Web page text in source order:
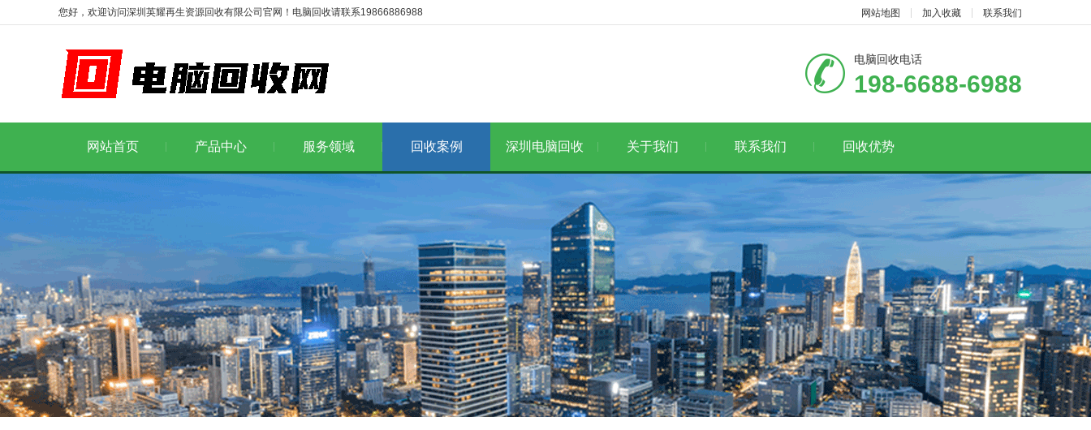
您好，欢迎访问深圳英耀再生资源回收有限公司官网！电脑回收请联系19866886988 网站地图 加入收藏 联系我们
电脑回收电话
198-6688-6988
网站首页 产品中心 服务领域 回收案例 深圳电脑回收 关于我们 联系我们 回收优势